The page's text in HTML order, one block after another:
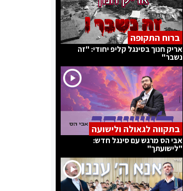
ברוח התקופה
אריק חנוך בסינגל קליפ יחודי: "זה
נשבר"
בתקווה לגאולה ולישועה
אבי הס מרגש עם סינגל חדש:
"לישועתך"